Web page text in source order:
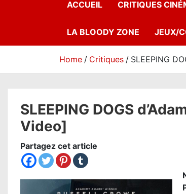
ACCUEIL CRITIQUES
LA BLOODY ZONE JEUX/
Home Critiques SLEEPING
SLEEPING DOGS
Video]
Partagez cet article